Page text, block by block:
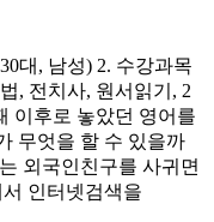
대, 남성) 2. 수강과목
, 전치사, 원서읽기, 2
이후로 놓았던 영어를
무엇을 할 수 있을까
외국인친구를 사귀면
인터넷검색을